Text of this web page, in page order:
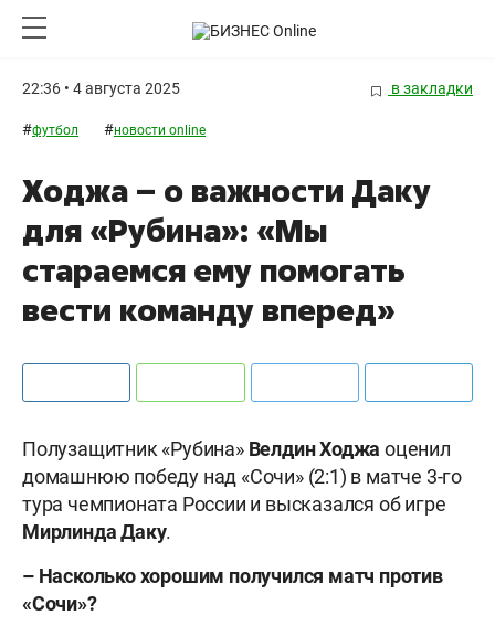
22:36 • 4 августа 2025 в закладки
#футбол #новости online
Ходжа – о важности Даку
для «Рубина»: «Мы
стараемся ему помогать
вести команду вперед»
Полузащитник «Рубина» Велдин Ходжа оценил
домашнюю победу над «Сочи» (2:1) в матче 3-го
тура чемпионата России и высказался об игре
Мирлинда Даку.
– Насколько хорошим получился матч против
«Сочи»?